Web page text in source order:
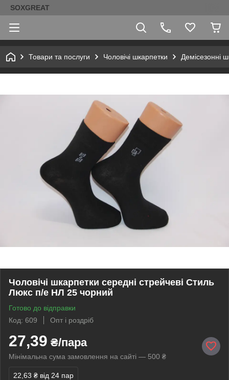
SOXGREAT
Товари та послуги Чоловічі шкарпетки Демісезонні
Чоловічі шкарпетки середні стрейчеві Стиль
Люкс п/е НЛ 25 чорний
Готово до відправки
Код: 609
Опт і роздріб
27,39 ₴/пара
Мінімальна сума замовлення на сайті — 500 ₴
22,63 ₴ від 24 пар